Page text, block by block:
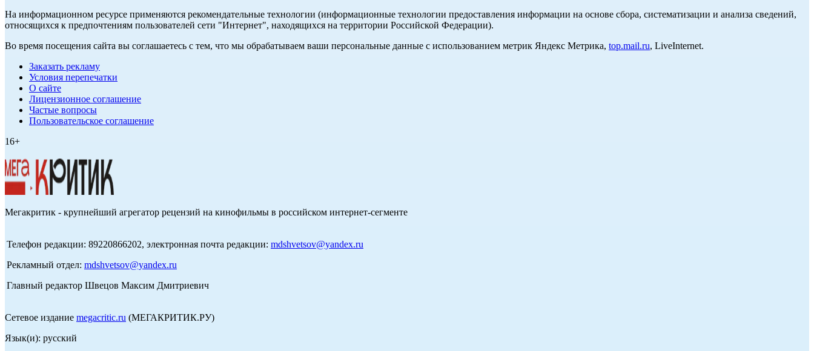
На информационном ресурсе применяются рекомендательные технологии (информационные технологии предоставления информации на основе сбора, систематизации и анализа сведений,
относящихся к предпочтениям пользователей сети "Интернет", находящихся на территории Российской Федерации).
Во время посещения сайта вы соглашаетесь с тем, что мы обрабатываем ваши персональные данные с использованием метрик Яндекс Метрика, top.mail.ru, LiveInternet.
Заказать рекламу
Условия перепечатки
О сайте
Лицензионное соглашение
Частые вопросы
Пользовательское соглашение
16+
Мегакритик - крупнейший агрегатор рецензий на кинофильмы в российском интернет-сегменте
Телефон редакции: 89220866202, электронная почта редакции: mdshvetsov@yandex.ru
Рекламный отдел: mdshvetsov@yandex.ru
Главный редактор Швецов Максим Дмитриевич
Сетевое издание megacritic.ru (МЕГАКРИТИК.РУ)
Язык(и): русский